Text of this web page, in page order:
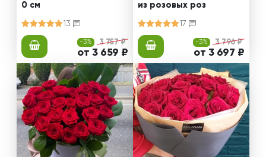
0 см
13
-3% 3 757 ₽
от 3 659 ₽
из розовых роз
17
-3% 3 796 ₽
от 3 697 ₽